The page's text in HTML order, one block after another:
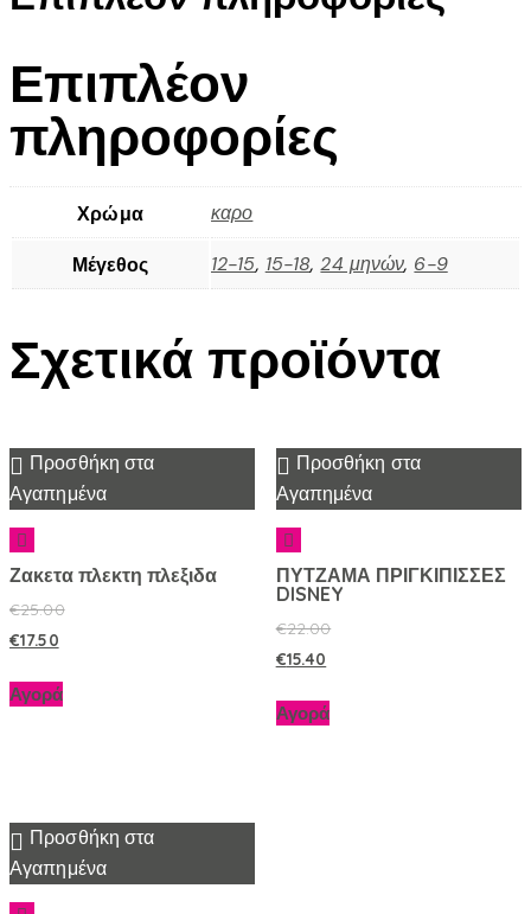
Επιπλέον
πληροφορίες
Χρώμα καρο
Μέγεθος 12-15, 15-18,24 μηνών, 6-9
Σχετικά προϊόντα
Προσθήκη στα
Αγαπημένα
Ζακετα πλεκτη πλεξιδα
€25.00
€17.50
Αγορά
Προσθήκη στα
Αγαπημένα
ΠΥΤΖΑΜΑ ΠΡΙΓΚΙΠΙΣΣΕΣ
DISNEY
€22.00
€15.40
Αγορά
Προσθήκη στα
Αγαπημένα